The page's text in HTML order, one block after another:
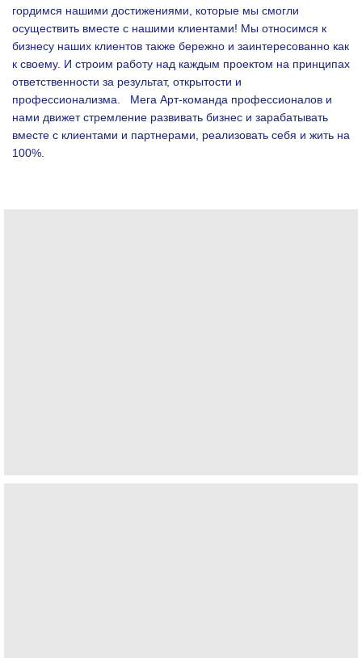
гордимся нашими достижениями, которые мы смогли
осуществить вместе с нашими клиентами! Мы относимся к
бизнесу наших клиентов также бережно и заинтересованно как
к своему. И строим работу над каждым проектом на принципах
ответственности за результат, открытости и
профессионализма. Мега Арт-команда профессионалов и
нами движет стремление развивать бизнес и зарабатывать
вместе с клиентами и партнерами, реализовать себя и жить на
100%.